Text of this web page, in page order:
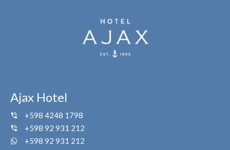
Ajax Hotel
+598 4248 1798
+598 92 931 212
+598 92 931 212